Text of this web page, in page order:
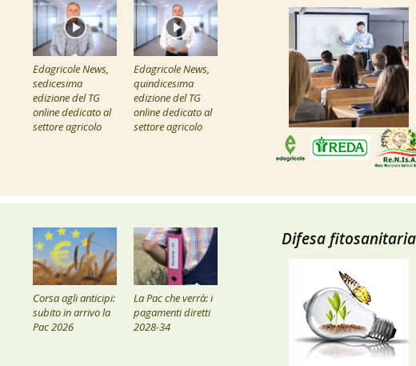
Edagricole News,
sedicesima
edizione del TG
online dedicato al
settore agricolo
Edagricole News,
quindicesima
edizione del TG
online dedicato al
settore agricolo
Corsa agli anticipi:
subito in arrivo la
Pac 2026
La Pac che verrà: i
pagamenti diretti
2028-34
Difesa fitosanitaria